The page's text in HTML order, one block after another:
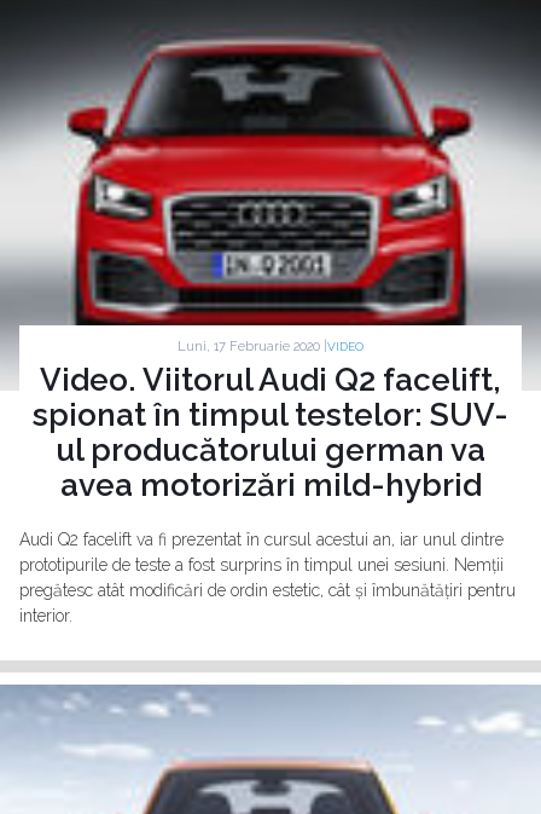
Luni, 17 Februarie 2020 | VIDEO
Video. Viitorul Audi Q2 facelift,
spionat în timpul testelor: SUV-
ul producătorului german va
avea motorizări mild-hybrid
Audi Q2 facelift va fi prezentat în cursul acestui an, iar unul dintre
prototipurile de teste a fost surprins în timpul unei sesiuni. Nemții
pregătesc atât modificări de ordin estetic, cât și îmbunătățiri pentru
interior.